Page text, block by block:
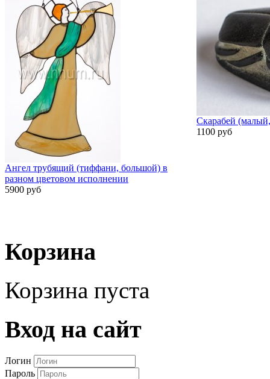
Ангел трубящий (тиффани, большой) в
разном цветовом исполнении
5900 руб
Скарабей
1100 руб
Корзина
Корзина пуста
Вход на сайт
Логин
Пароль